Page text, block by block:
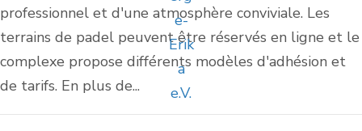
professionnel et d'une atmosphère conviviale. Les
terrains de padel peuvent être réservés en ligne et le
complexe propose différents modèles d'adhésion et
de tarifs. En plus de...